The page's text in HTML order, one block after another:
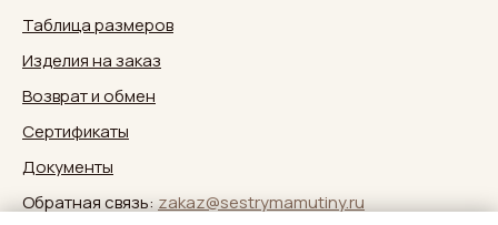
Таблица размеров
Изделия на заказ
Возврат и обмен
Сертификаты
Документы
Обратная связь: zakaz@sestrymamutiny.ru